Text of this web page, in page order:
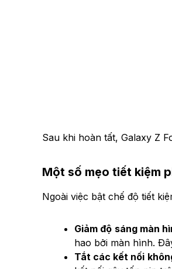
Sau khi hoàn tất, Galaxy Z
Một số mẹo tiết kiệm
Ngoài việc bật chế độ tiết
Giảm độ sáng màn
hao bởi màn hình.
Tắt các kết nối